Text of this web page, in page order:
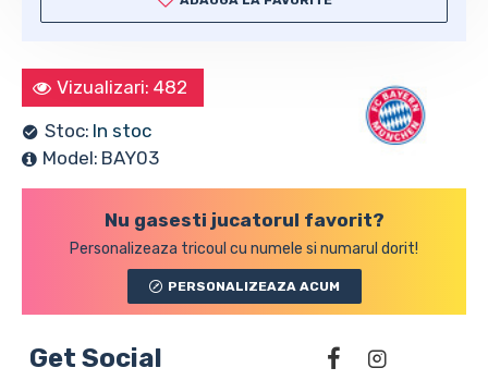
Stoc: In stoc
Model: BAY03
Vizualizari: 482
Get Social
Nu gasesti jucatorul favorit?
Personalizeaza tricoul cu numele si numarul dorit!
PERSONALIZEAZA ACUM